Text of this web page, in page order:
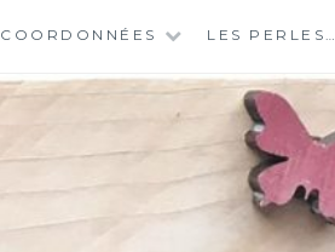
COORDONNÉES LES PERLES…